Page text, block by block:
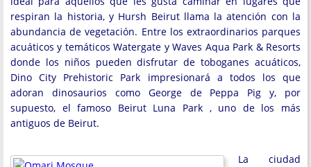
respiran la historia, y Hursh Beirut llama la atención con la
abundancia de vegetación. Entre los extraordinarios parques
acuáticos y temáticos Watergate y Waves Aqua Park & ​​Resorts
donde los niños pueden disfrutar de toboganes acuáticos,
Dino City Prehistoric Park impresionará a todos los que
adoran dinosaurios como George de Peppa Pig y, por
supuesto, el famoso Beirut Luna Park , uno de los más
antiguos de Beirut.
La ciudad